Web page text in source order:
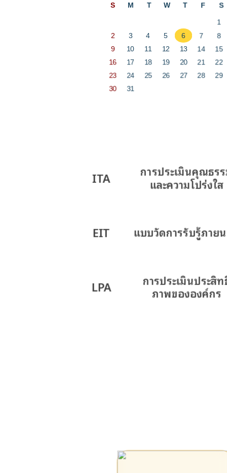
S M T W T F S
1
2
3 4 5 6 7 8
9 10 11 12 13 14
15
16
17 18 19 20 21
22
23
24 25 26 27 28
29
30
31
ITA การประเมินคุณธร
และความโปร่งใส
EIT แบบวัดการรับรู้ภาย
LPA การประเมินประสิ
ภาพขององค์กร